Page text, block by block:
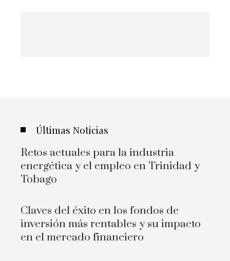
Últimas Noticias
Retos actuales para la industria
energética y el empleo en Trinidad y
Tobago
Claves del éxito en los fondos de
inversión más rentables y su impacto
en el mercado financiero